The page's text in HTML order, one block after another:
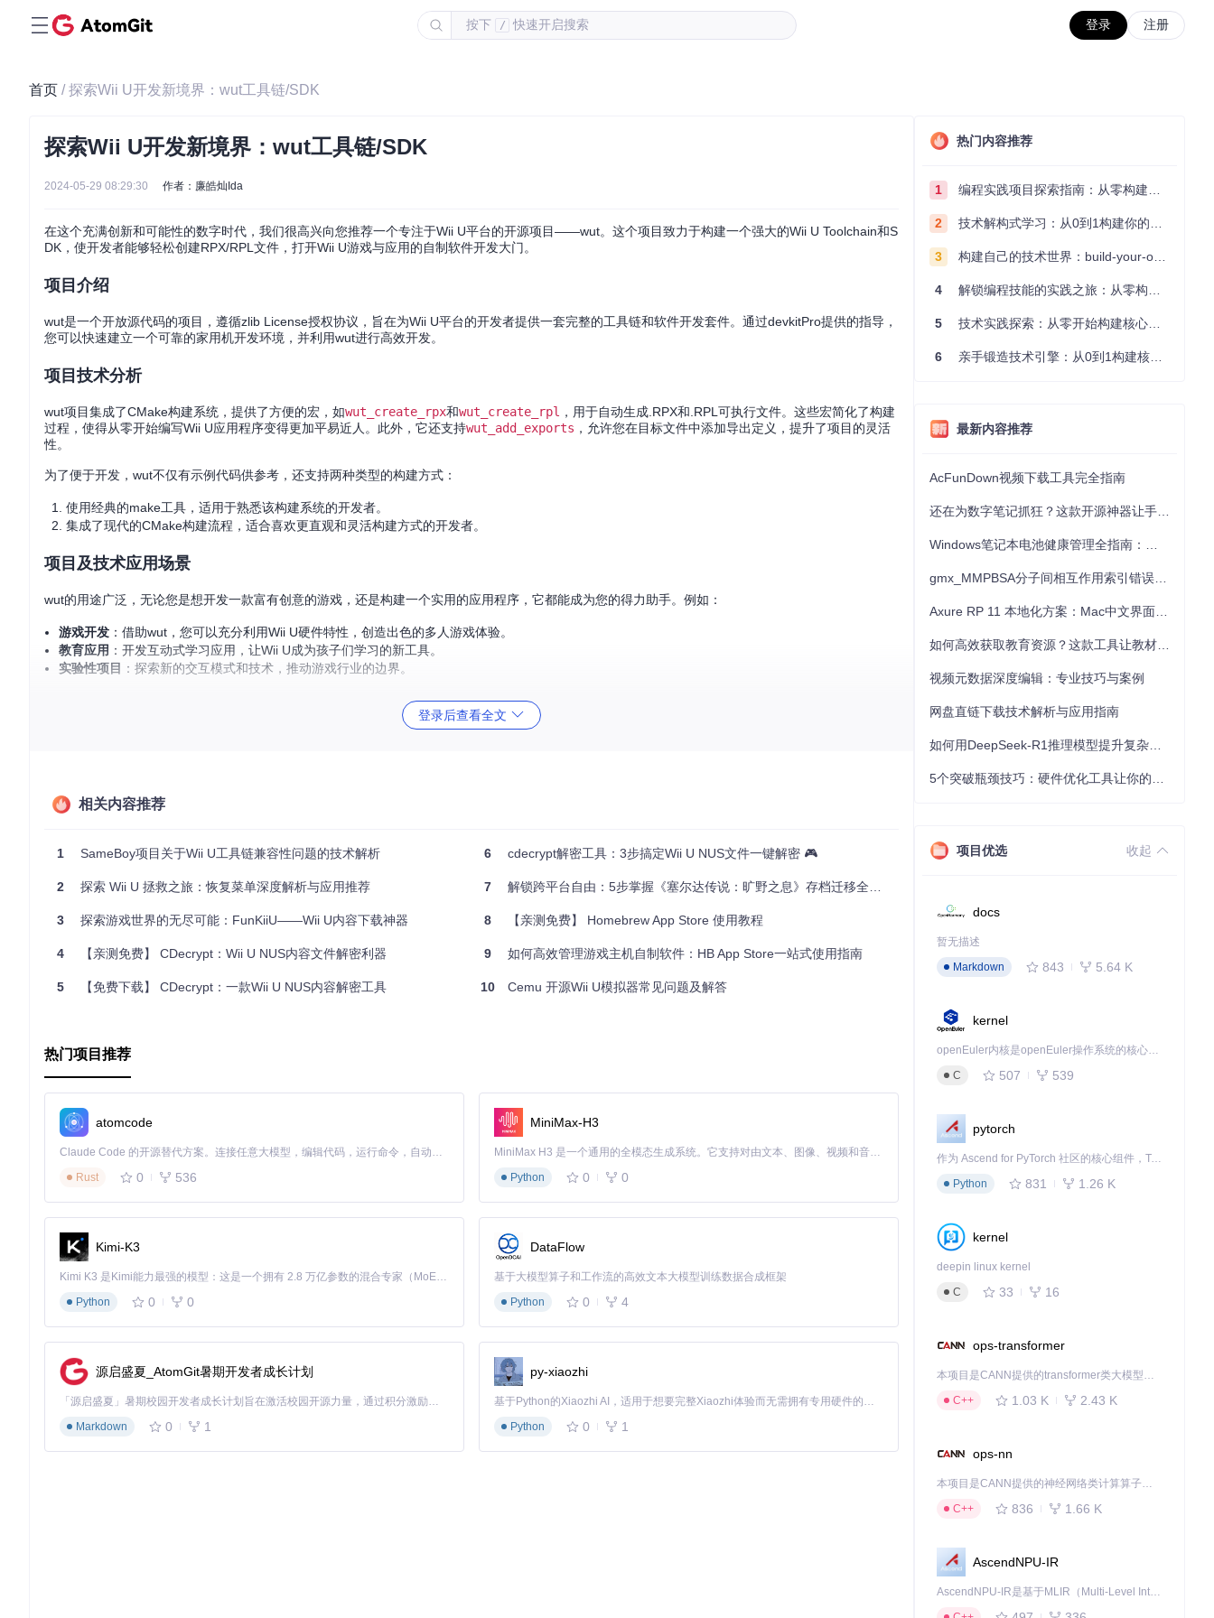
按下 / 快速开启搜索 登录 注册
首页 / 探索Wii U开发新境界：wut工具链/SDK
探索Wii U开发新境界：wut工具链/SDK
2024-05-29 08:29:30 作者：廉皓灿Ida
在这个充满创新和可能性的数字时代，我们很高兴向您推荐一个专注于Wii U平台的开源项目——wut。这个项目致力于构建一个强大的Wii U Toolchain和S
DK，使开发者能够轻松创建RPX/RPL文件，打开Wii U游戏与应用的自制软件开发大门。
项目介绍
wut是一个开放源代码的项目，遵循zlib License授权协议，旨在为Wii U平台的开发者提供一套完整的工具链和软件开发套件。通过devkitPro提供的指导，
您可以快速建立一个可靠的家用机开发环境，并利用wut进行高效开发。
项目技术分析
wut项目集成了CMake构建系统，提供了方便的宏，如wut_create_rpx和wut_create_rpl ，用于自动生成.RPX和.RPL可执行文件。这些宏简化了构建
过程，使得从零开始编写Wii U应用程序变得更加平易近人。此外，它还支持wut_add_exports ，允许您在目标文件中添加导出定义，提升了项目的灵活
性。
为了便于开发，wut不仅有示例代码供参考，还支持两种类型的构建方式：
使用经典的make工具，适用于熟悉该构建系统的开发者。
集成了现代的CMake构建流程，适合喜欢更直观和灵活构建方式的开发者。
项目及技术应用场景
wut的用途广泛，无论您是想开发一款富有创意的游戏，还是构建一个实用的应用程序，它都能成为您的得力助手。例如：
游戏开发 ：借助wut，您可以充分利用Wii U硬件特性，创造出色的多人游戏体验。
教育应用 ：开发互动式学习应用，让Wii U成为孩子们学习的新工具。
实验性项目 ：探索新的交互模式和技术，推动游戏行业的边界。
开源自由：遵循zlib License，鼓励分享和改进，赋予开发者更大的创作自由度。
登录后查看全文
相关内容推荐
1 SameBoy项目关于Wii U工具链兼容性问题的技术解析
2 探索 Wii U 拯救之旅：恢复菜单深度解析与应用推荐
3 探索游戏世界的无尽可能：FunKiiU——Wii U内容下载神器
4 【亲测免费】 CDecrypt：Wii U NUS内容文件解密利器
5 【免费下载】 CDecrypt：一款Wii U NUS内容解密工具
6 cdecrypt解密工具：3步搞定Wii U NUS文件一键解密 🎮
7 解锁跨平台自由：5步掌握《塞尔达传说：旷野之息》存档迁移全攻略
8 【亲测免费】 Homebrew App Store 使用教程
9 如何高效管理游戏主机自制软件：HB App Store一站式使用指南
10 Cemu 开源Wii U模拟器常见问题及解答
热门项目推荐
atomcode
Claude Code 的开源替代方案。连接任意大模型，编辑代码，运行命令，自动验证 — 全自动执行。用 Rust 构建，极致性能。 ｜ An open-source alternative to Claude Code. Connect any LLM, edit code, run commands, and verify changes — autonomously. Built in Rust for speed. Get Started
Rust
0 536
MiniMax-H3
MiniMax H3 是一个通用的全模态生成系统。它支持对由文本、图像、视频和音频组成的多模态上下文进行统一理解，并能生成分辨率高达 2K、时长可达 15 秒的带原生立体声音频的视频。得益于面向任务泛化的系统设计，H3 在预训练阶段就已具备广泛的多模态上下文理解与生成能力，能够出色地执行复杂的多模态指令。
Python
0 0
Kimi-K3
Kimi K3 是Kimi能力最强的模型：这是一个拥有 2.8 万亿参数的混合专家（MoE）模型，具备原生视觉理解能力，并支持 100 万 token 的上下文窗口。
Python
0 0
DataFlow
基于大模型算子和工作流的高效文本大模型训练数据合成框架
Python
0 4
源启盛夏_AtomGit暑期开发者成长计划
「源启盛夏」暑期校园开发者成长计划旨在激活校园开源力量，通过积分激励、认证扶持、资源倾斜等形式，引导高校组织和开发者完成「入驻 — 建项目 — 做贡献 — 获认证 — 得资源」的完整闭环。无论你是想带领社团入驻平台的组织者，还是希望用代码贡献证明自己的开发者，都能在这里找到属于你的成长路径。
Markdown
0 1
py-xiaozhi
基于Python的Xiaozhi AI，适用于想要完整Xiaozhi体验而无需拥有专用硬件的用户。
Python
0 1
热门内容推荐
1 编程实践项目探索指南：从零构建技术能力体系
2 技术解构式学习：从0到1构建你的编程知识体系
3 构建自己的技术世界：build-your-own-x项目的实践探索指南
4 解锁编程技能的实践之旅：从零构建你的技术世界
5 技术实践探索：从零开始构建核心系统的实践指南
6 亲手锻造技术引擎：从0到1构建核心系统的实践指南
最新内容推荐
AcFunDown视频下载工具完全指南
视频元数据深度编辑：专业技巧与案例
网盘直链下载技术解析与应用指南
项目优选 收起
docs
暂无描述
Markdown
843 5.64 K
kernel
openEuler内核是openEuler操作系统的核心，既是系统性能与稳定性的基石，也是连接处理器、设备与服务的桥梁。
C
507 539
pytorch
作为 Ascend for PyTorch 社区的核心组件，TorchNPU 是昇腾专为 PyTorch 打造的深度学习适配插件，使 PyTorch 框架能够直接调用昇腾 NPU，为开发者提供昇腾 AI 处理器的超强算力。
Python
831 1.26 K
kernel
deepin linux kernel
C
33 16
ops-transformer
本项目是CANN提供的transformer类大模型算子库，实现网络在NPU上加速计算。
C++
1.03 K 2.43 K
ops-nn
本项目是CANN提供的神经网络类计算算子库，实现网络在NPU上加速计算。
C++
836 1.66 K
AscendNPU-IR
AscendNPU-IR是基于MLIR（Multi-Level Intermediate Representation）构建的，面向昇腾亲和算子编译时使用的中间表示，提供昇腾完备表达能力，通过编译优化提升昇腾AI处理器计算效率，支持通过生态框架使能昇腾AI处理器与深度调优